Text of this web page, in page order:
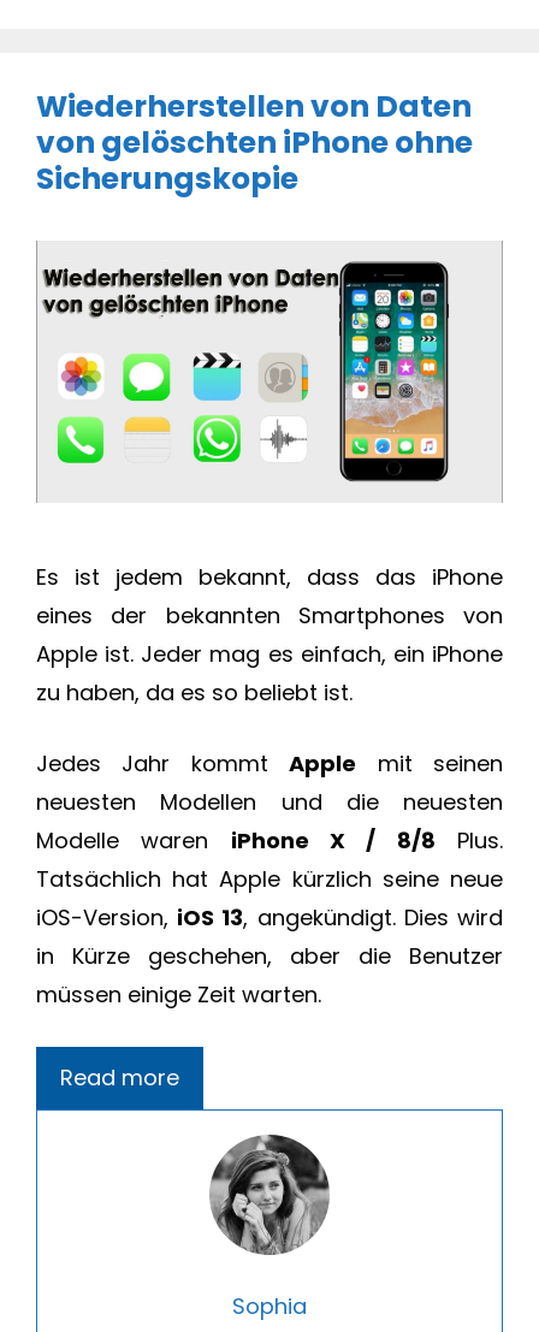
Wiederherstellen von Daten
von gelöschten iPhone ohne
Sicherungskopie
Es ist jedem bekannt, dass das iPhone
eines der bekannten Smartphones von
Apple ist. Jeder mag es einfach, ein iPhone
zu haben, da es so beliebt ist.
Jedes Jahr kommtApple mit seinen
neuesten Modellen und die neuesten
Modelle waren iPhone X / 8/8 Plus.
Tatsächlich hat Apple kürzlich seine neue
iOS-Version, iOS 13, angekündigt. Dies wird
in Kürze geschehen, aber die Benutzer
müssen einige Zeit warten.
Read more
Sophia